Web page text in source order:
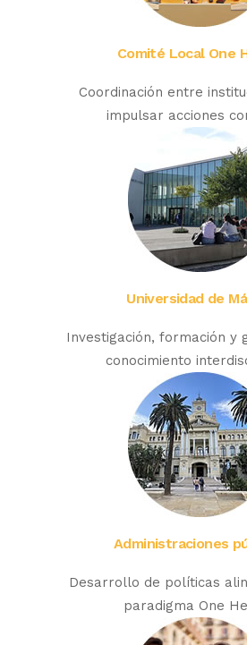
Comité Local One
Coordinación entre
impulsar acciones
Universidad de
Investigación, formación y
conocimiento
Administraciones
Desarrollo de políticas
paradigma One